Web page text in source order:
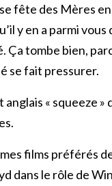
fête des Mères
y en a parmi
Ça tombe bien,
se fait pressurer.
anglais « squeeze
films préférés
dans le rôle de